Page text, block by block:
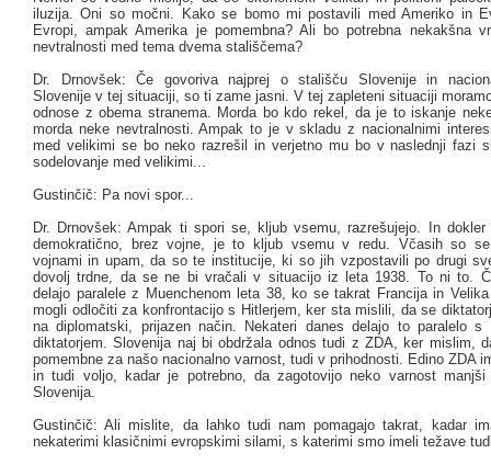
iluzija. Oni so močni. Kako se bomo mi postavili med Ameriko in
Evropi, ampak Amerika je pomembna? Ali bo potrebna nekakšna
nevtralnosti med tema dvema stališčema?
Dr. Drnovšek: Če govoriva najprej o stališču Slovenije in
Slovenije v tej situaciji, so ti zame jasni. V tej zapleteni situaciji
odnose z obema stranema. Morda bo kdo rekel, da je to iskanje
morda neke nevtralnosti. Ampak to je v skladu z nacionalnimi
med velikimi se bo neko razrešil in verjetno mu bo v naslednji fazi
sodelovanje med velikimi...
Gustinčič: Pa novi spor...
Dr. Drnovšek: Ampak ti spori se, kljub vsemu, razrešujejo. In dokler
demokratično, brez vojne, je to kljub vsemu v redu. Včasih so
vojnami in upam, da so te institucije, ki so jih vzpostavili po drugi
dovolj trdne, da se ne bi vračali v situacijo iz leta 1938. To ni to.
delajo paralele z Muenchenom leta 38, ko se takrat Francija in
mogli odločiti za konfrontacijo s Hitlerjem, ker sta mislili, da se
na diplomatski, prijazen način. Nekateri danes delajo to paralelo s
diktatorjem. Slovenija naj bi obdržala odnos tudi z ZDA, ker mislim,
pomembne za našo nacionalno varnost, tudi v prihodnosti. Edino ZDA
in tudi voljo, kadar je potrebno, da zagotovijo neko varnost
Slovenija.
Gustinčič: Ali mislite, da lahko tudi nam pomagajo takrat, kadar
nekaterimi klasičnimi evropskimi silami, s katerimi smo imeli težave